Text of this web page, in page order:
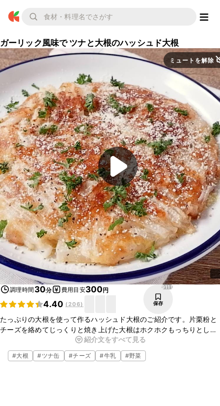
ガーリック風味で ツナと大根のハッシュド大根
ミュートを解除
調理時間 30分 費用目安300円
4.40 (206)
9111
保存
たっぷりの大根を使って作るハッシュド大根のご紹介です。片栗粉と
チーズを絡めてじっくりと焼き上げた大根はホクホクもっちりとした
食感でとてもおいしいですよ。ツナとすりおろしニンニクの風味がと
てもよいアクセントになりますよ。
紹介文をすべて見る
#大根 #ツナ缶 #チーズ #牛乳 #野菜